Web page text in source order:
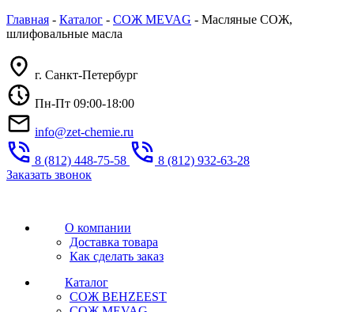
Главная - Каталог - СОЖ MEVAG - Масляные СОЖ,
шлифовальные масла
г. Санкт-Петербург
Пн-Пт 09:00-18:00
info@zet-chemie.ru
8 (812) 448-75-58
8 (812) 932-63-28
Заказать звонок
О компании
Доставка товара
Как сделать заказ
Каталог
СОЖ BEHZEEST